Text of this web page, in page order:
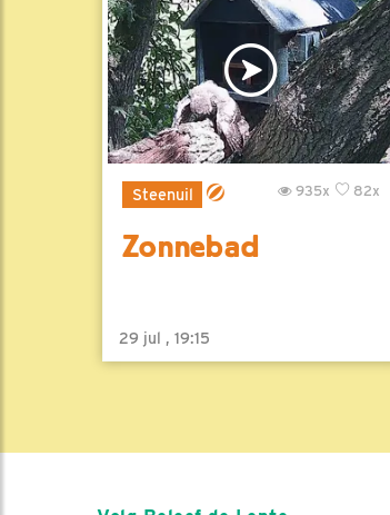
Steenuil 82x
935x
Zonnebad
29 jul , 19:15